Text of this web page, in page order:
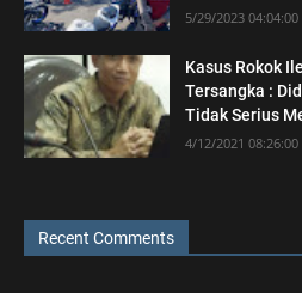
5/29/2023 04:04:00
Kasus Rokok
Tersangka :
Tidak Serius
4/12/2021 08:26:00
Recent Comments